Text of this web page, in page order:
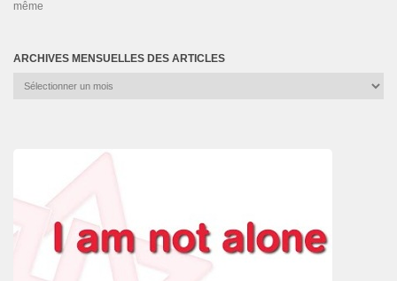
même
ARCHIVES MENSUELLES DES ARTICLES
Archives